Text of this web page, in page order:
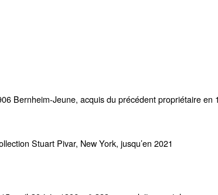
Bernheim-Jeune, acquis du précédent propriétaire en
Stuart Pivar, New York, jusqu’en 2021